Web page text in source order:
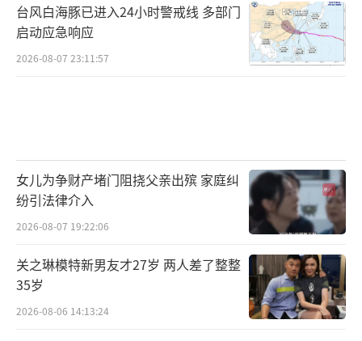
台风白海豚已进入24小时警戒线 多部门
启动应急响应
2026-08-07 23:11:57
女儿为争财产堵门阻挠父亲出殡 家庭纠
纷引法律介入
2026-08-07 19:22:06
关之琳模特新男友才27岁 两人差了整整
35岁
2026-08-06 14:13:24